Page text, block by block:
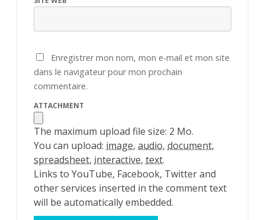
Enregistrer mon nom, mon e-mail et mon site
dans le navigateur pour mon prochain
commentaire.
ATTACHMENT
The maximum upload file size: 2 Mo.
You can upload: image, audio, document,
spreadsheet, interactive, text.
Links to YouTube, Facebook, Twitter and
other services inserted in the comment text
will be automatically embedded.